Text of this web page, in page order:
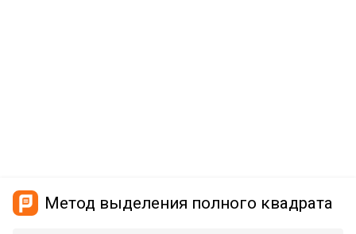
Метод выделения полного квадрата